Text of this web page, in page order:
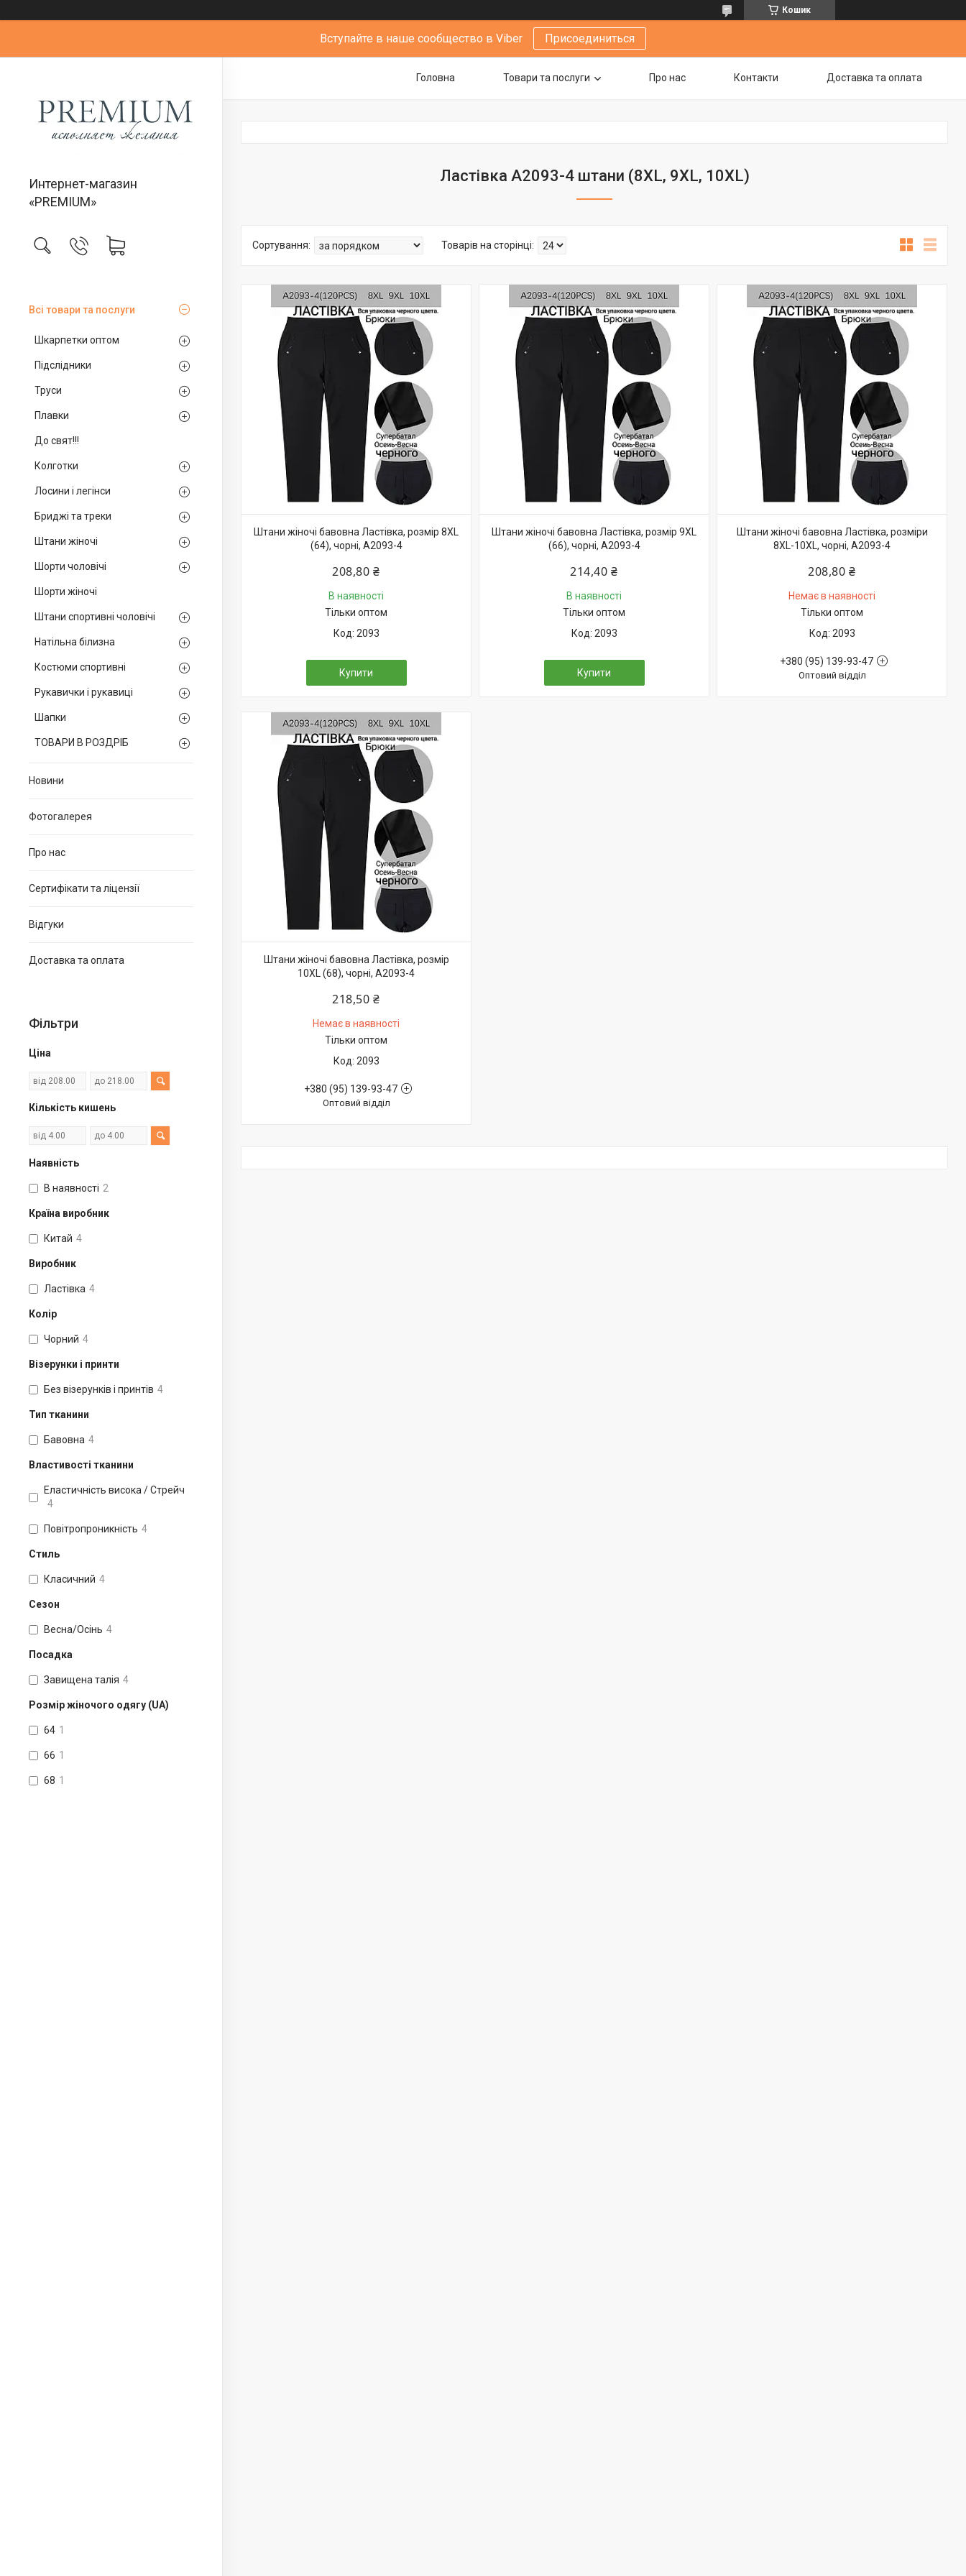
Кошик
Вступайте в наше сообщество в Viber Присоединиться
Интернет-магазин
«PREMIUM»
Всі товари та послуги
Шкарпетки оптом
Підслідники
Труси
Плавки
До свят!!!
Колготки
Лосини і легінси
Бриджі та треки
Штани жіночі
Шорти чоловічі
Шорти жіночі
Штани спортивні чоловічі
Натільна білизна
Костюми спортивні
Рукавички і рукавиці
Шапки
ТОВАРИ В РОЗДРІБ
Новини
Фотогалерея
Про нас
Сертифікати та ліцензії
Відгуки
Доставка та оплата
Фільтри
Ціна
Кількість кишень
Наявність
В наявності 2
Країна виробник
Китай 4
Виробник
Ластівка 4
Колір
Чорний 4
Візерунки і принти
Без візерунків і принтів 4
Тип тканини
Бавовна 4
Властивості тканини
Еластичність висока / Стрейч
4
Повітропроникність 4
Стиль
Класичний 4
Сезон
Весна/Осінь 4
Посадка
Завищена талія 4
Розмір жіночого одягу (UA)
64 1
66 1
68 1
Головна Товари та послуги Про нас Контакти Доставка та оплата
Ластівка А2093-4 штани (8XL, 9XL, 10XL)
Штани жіночі бавовна Ластівка, розмір 8XL
(64), чорні, А2093-4
208,80 ₴
В наявності
Тільки оптом
2093
Купити
Штани жіночі бавовна Ластівка, розмір 9XL
(66), чорні, А2093-4
214,40 ₴
В наявності
Тільки оптом
2093
Купити
Штани жіночі бавовна Ластівка, розміри
8XL-10XL, чорні, А2093-4
208,80 ₴
Немає в наявності
Тільки оптом
2093
+380 (95) 139-93-47
Оптовий відділ
Штани жіночі бавовна Ластівка, розмір
10XL (68), чорні, А2093-4
218,50 ₴
Немає в наявності
Тільки оптом
2093
+380 (95) 139-93-47
Оптовий відділ